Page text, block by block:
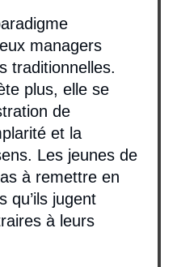
managers
traditionnelles.
plus, elle se
de
et la
Les jeunes de
à remettre en
qu’ils jugent
à leurs